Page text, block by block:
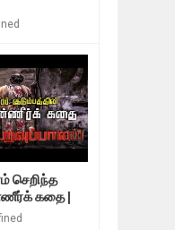
செறிந்த
கதை |